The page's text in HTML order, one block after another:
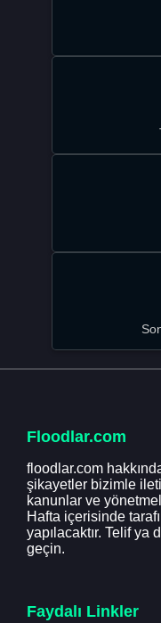
Floodlar.com
floodlar.com
şikayetler bizimle
kanunlar ve
Hafta içerisinde
yapılacaktır. Telif
geçin.
Faydalı Linkler